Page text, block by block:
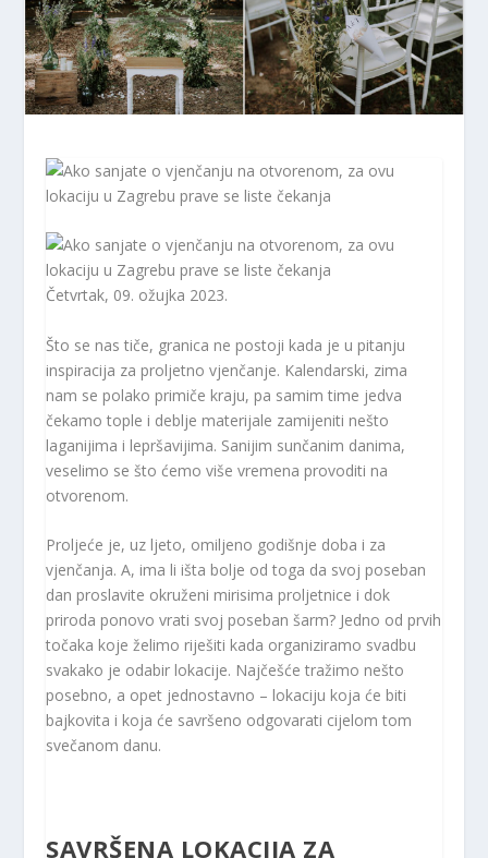
Četvrtak, 09. ožujka 2023.
Što se nas tiče, granica ne postoji kada je u pitanju
inspiracija za proljetno vjenčanje. Kalendarski, zima
nam se polako primiče kraju, pa samim time jedva
čekamo tople i deblje materijale zamijeniti nešto
laganijima i lepršavijima. Sanijim sunčanim danima,
veselimo se što ćemo više vremena provoditi na
otvorenom.
Proljeće je, uz ljeto, omiljeno godišnje doba i za
vjenčanja. A, ima li išta bolje od toga da svoj poseban
dan proslavite okruženi mirisima proljetnice i dok
priroda ponovo vrati svoj poseban šarm? Jedno od prvih
točaka koje želimo riješiti kada organiziramo svadbu
svakako je odabir lokacije. Najčešće tražimo nešto
posebno, a opet jednostavno – lokaciju koja će biti
bajkovita i koja će savršeno odgovarati cijelom tom
svečanom danu.
SAVRŠENA LOKACIJA ZA